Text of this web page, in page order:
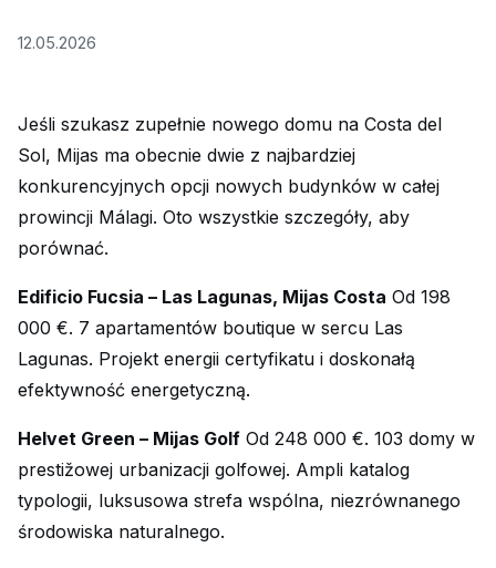
12.05.2026
Jeśli szukasz zupełnie nowego domu na Costa del
Sol, Mijas ma obecnie dwie z najbardziej
konkurencyjnych opcji nowych budynków w całej
prowincji Málagi. Oto wszystkie szczegóły, aby
porównać.
Edificio Fucsia – Las Lagunas, Mijas Costa Od 198
000 €. 7 apartamentów boutique w sercu Las
Lagunas. Projekt energii certyfikatu i doskonałą
efektywność energetyczną.
Helvet Green – Mijas Golf Od 248 000 €. 103 domy w
prestižowej urbanizacji golfowej. Ampli katalog
typologii, luksusowa strefa wspólna, niezrównanego
środowiska naturalnego.